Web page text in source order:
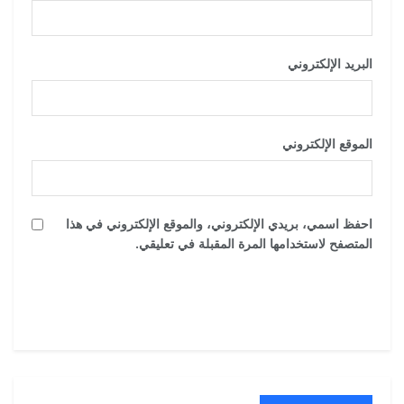
البريد الإلكتروني
الموقع الإلكتروني
احفظ اسمي، بريدي الإلكتروني، والموقع الإلكتروني في هذا
المتصفح لاستخدامها المرة المقبلة في تعليقي.